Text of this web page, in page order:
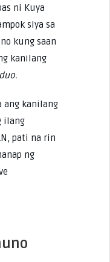
ni Kuya
siya sa
kung saan
kanilang
ang kanilang
ilang
pati na rin
ng